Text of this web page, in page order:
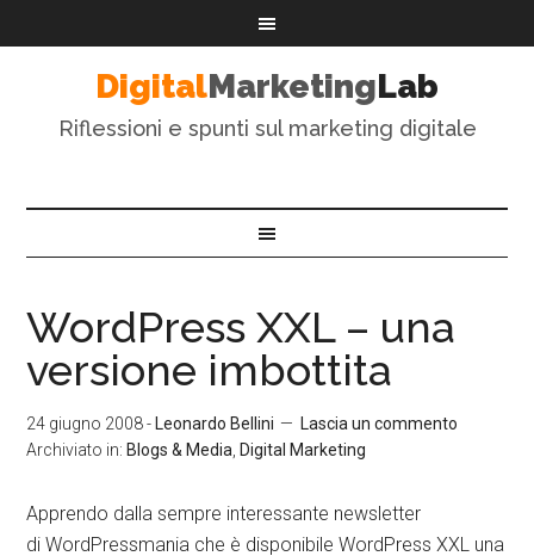
DigitalMarketingLab
Riflessioni e spunti sul marketing digitale
WordPress XXL – una
versione imbottita
24 giugno 2008- Leonardo Bellini
Lascia un commento
Archiviato in: Blogs & Media Digital Marketing
Apprendo dalla sempre interessante newsletter
di WordPressmania che è disponibile WordPress XXL una